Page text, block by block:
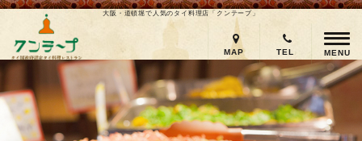
大阪・道頓堀で人気のタイ料理店「クンテープ」
MAP TEL MENU